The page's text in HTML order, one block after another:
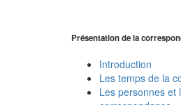
Présentation de la
Introduction
Les temps de la
Les personnes et